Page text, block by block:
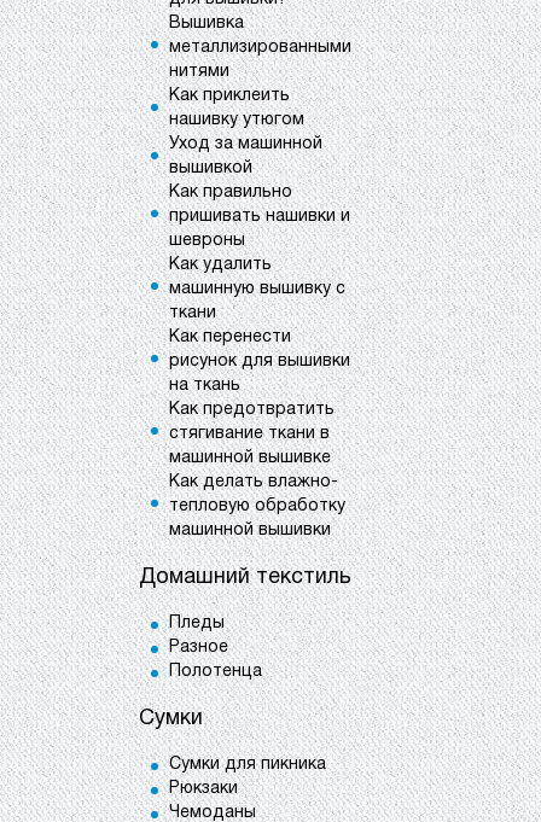
Вышивка
металлизированными
нитями
Как приклеить
нашивку утюгом
Уход за машинной
вышивкой
Как правильно
пришивать нашивки и
шевроны
Как удалить
машинную вышивку с
ткани
Как перенести
рисунок для вышивки
на ткань
Как предотвратить
стягивание ткани в
машинной вышивке
Как делать влажно-
тепловую обработку
машинной вышивки
Домашний текстиль
Пледы
Разное
Полотенца
Сумки
Сумки для пикника
Рюкзаки
Чемоданы